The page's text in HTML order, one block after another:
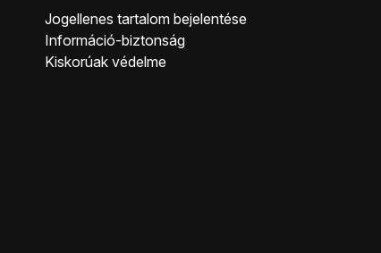
Jogellenes ta rtalom bejelentése
Inf ormáció-biztonság
Kiskorúak véd elme